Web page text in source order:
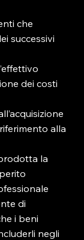
che
successivi
dei costi
alla
la
di
i beni
negli